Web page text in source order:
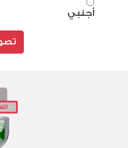
أجنبي